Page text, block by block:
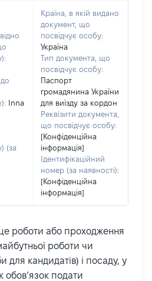
до
Inna
(за
Країна, в якій видано
документ, що
посвідчує особу:
Україна
Тип документа, що
посвідчує особу:
Паспорт
громадянина України
для виїзду за кордон
Реквізити документа,
що посвідчує особу:
[Конфіденційна
інформація]
Ідентифікаційний
номер (за наявності):
[Конфіденційна
інформація]
роботи або проходження
роботи чи
для кандидатів) і посаду, у
обов’язок подати